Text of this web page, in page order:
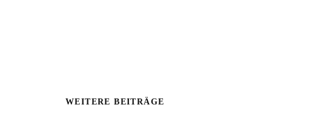
WEITERE BEITRÄGE